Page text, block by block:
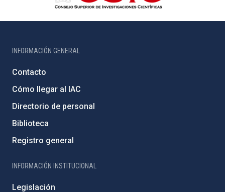
INFORMACIÓN GENERAL
Contacto
Cómo llegar al IAC
Directorio de personal
Biblioteca
Registro general
INFORMACIÓN INSTITUCIONAL
Legislación